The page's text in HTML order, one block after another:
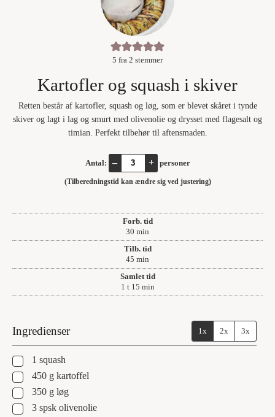
5 fra 2 stemmer
Kartofler og squash i skiver
Retten består af kartofler, squash og løg, som er blevet skåret i tynde
skiver og lagt i lag og smurt med olivenolie og drysset med flagesalt og
timian. Perfekt tilbehør til aftensmaden.
Antal: – + personer
(Tilberedningstid kan ændre sig ved justering)
Forb. tid
30 minutter
min
Tilb. tid
45 minutter
min
Samlet tid
1 time
t 15minutter
min
Ingredienser 1x 2x 3x
▢1 squash
▢
450 g kartoffel
▢
350 g løg
▢
3 spsk olivenolie